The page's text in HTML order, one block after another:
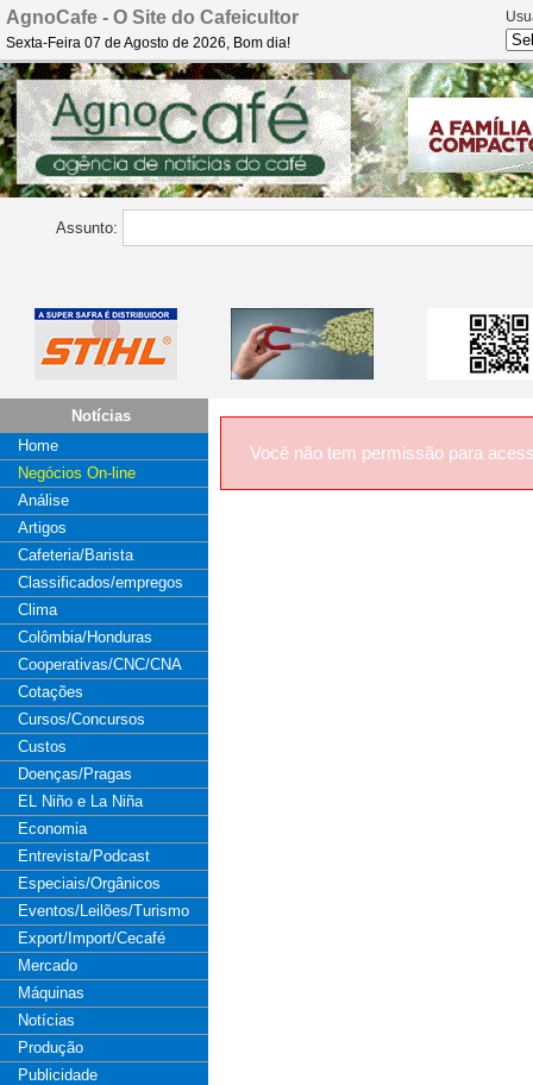
AgnoCafe - O Site do Cafeicultor
Sexta-Feira 07 de Agosto de 2026, Bom dia!
Assunto:
Notícias
Home
Negócios On-line
Análise
Artigos
Cafeteria/Barista
Classificados/empregos
Clima
Colômbia/Honduras
Cooperativas/CNC/CNA
Cotações
Cursos/Concursos
Custos
Doenças/Pragas
EL Niño e La Niña
Economia
Entrevista/Podcast
Especiais/Orgânicos
Eventos/Leilões/Turismo
Export/Import/Cecafé
Mercado
Máquinas
Notícias
Produção
Publicidade
Você não tem permissão para